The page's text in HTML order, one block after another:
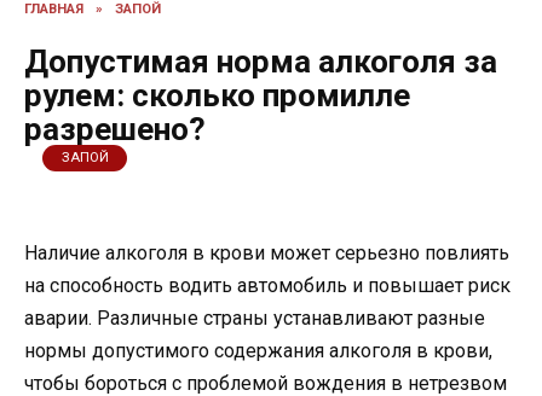
ГЛАВНАЯ » ЗАПОЙ
Допустимая норма алкоголя за
рулем: сколько промилле
разрешено?
ЗАПОЙ
Наличие алкоголя в крови может серьезно повлиять
на способность водить автомобиль и повышает риск
аварии. Различные страны устанавливают разные
нормы допустимого содержания алкоголя в крови,
чтобы бороться с проблемой вождения в нетрезвом